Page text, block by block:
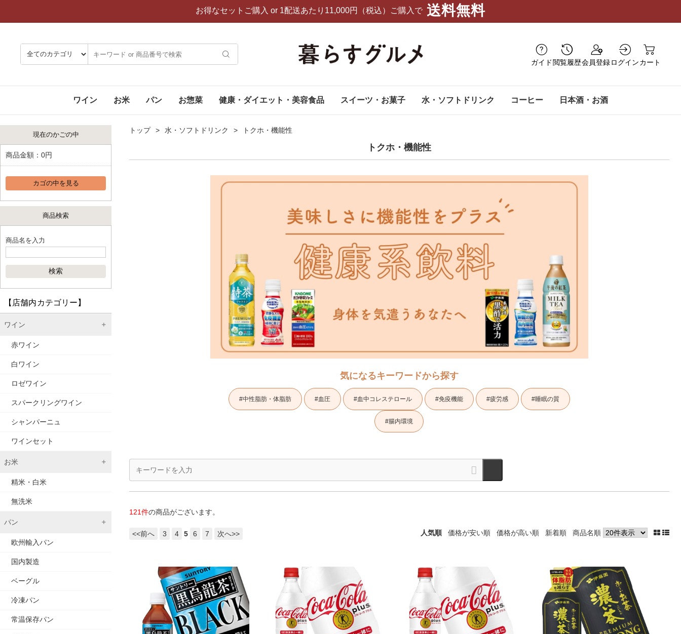
お得なセットご購入 or 1配送あたり11,000円（税込）ご購入で 送料無料
ガイド 閲覧履歴会員登録ログインカート
ワイン お米 パン お惣菜 健康・ダイエット・美容食品 スイーツ・お菓子 水・ソフトドリンク コーヒー 日本酒・お酒
現在のかごの中
商品金額： 0円
カゴの中を見る
商品検索
商品名を入力
【店舗内カテゴリー】
ワイン
赤ワイン
白ワイン
ロゼワイン
スパークリングワイン
シャンパーニュ
ワインセット
お米
精米・白米
無洗米
パン
欧州輸入パン
国内製造
ベーグル
冷凍パン
常温保存パン
トップ 水・ソフトドリンク トクホ・機能性
トクホ・機能性
気になるキーワードから探す
#中性脂肪・体脂肪 #血圧 #血中コレステロール #免疫機能 #疲労感 #睡眠の質
#腸内環境
121件の商品がございます。
人気順 価格が安い順 価格が高い順 新着順 商品名順
<<前へ 3 4 5 6 7 次へ>>